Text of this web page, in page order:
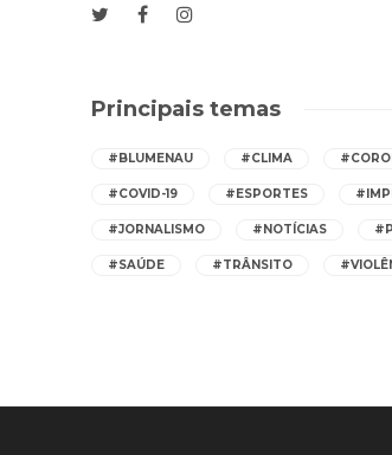
Principais temas
#BLUMENAU #CLIMA
#COVID-19 #ESPORTES
#JORNALISMO #NOTÍCIAS
#SAÚDE #TRÂNSITO